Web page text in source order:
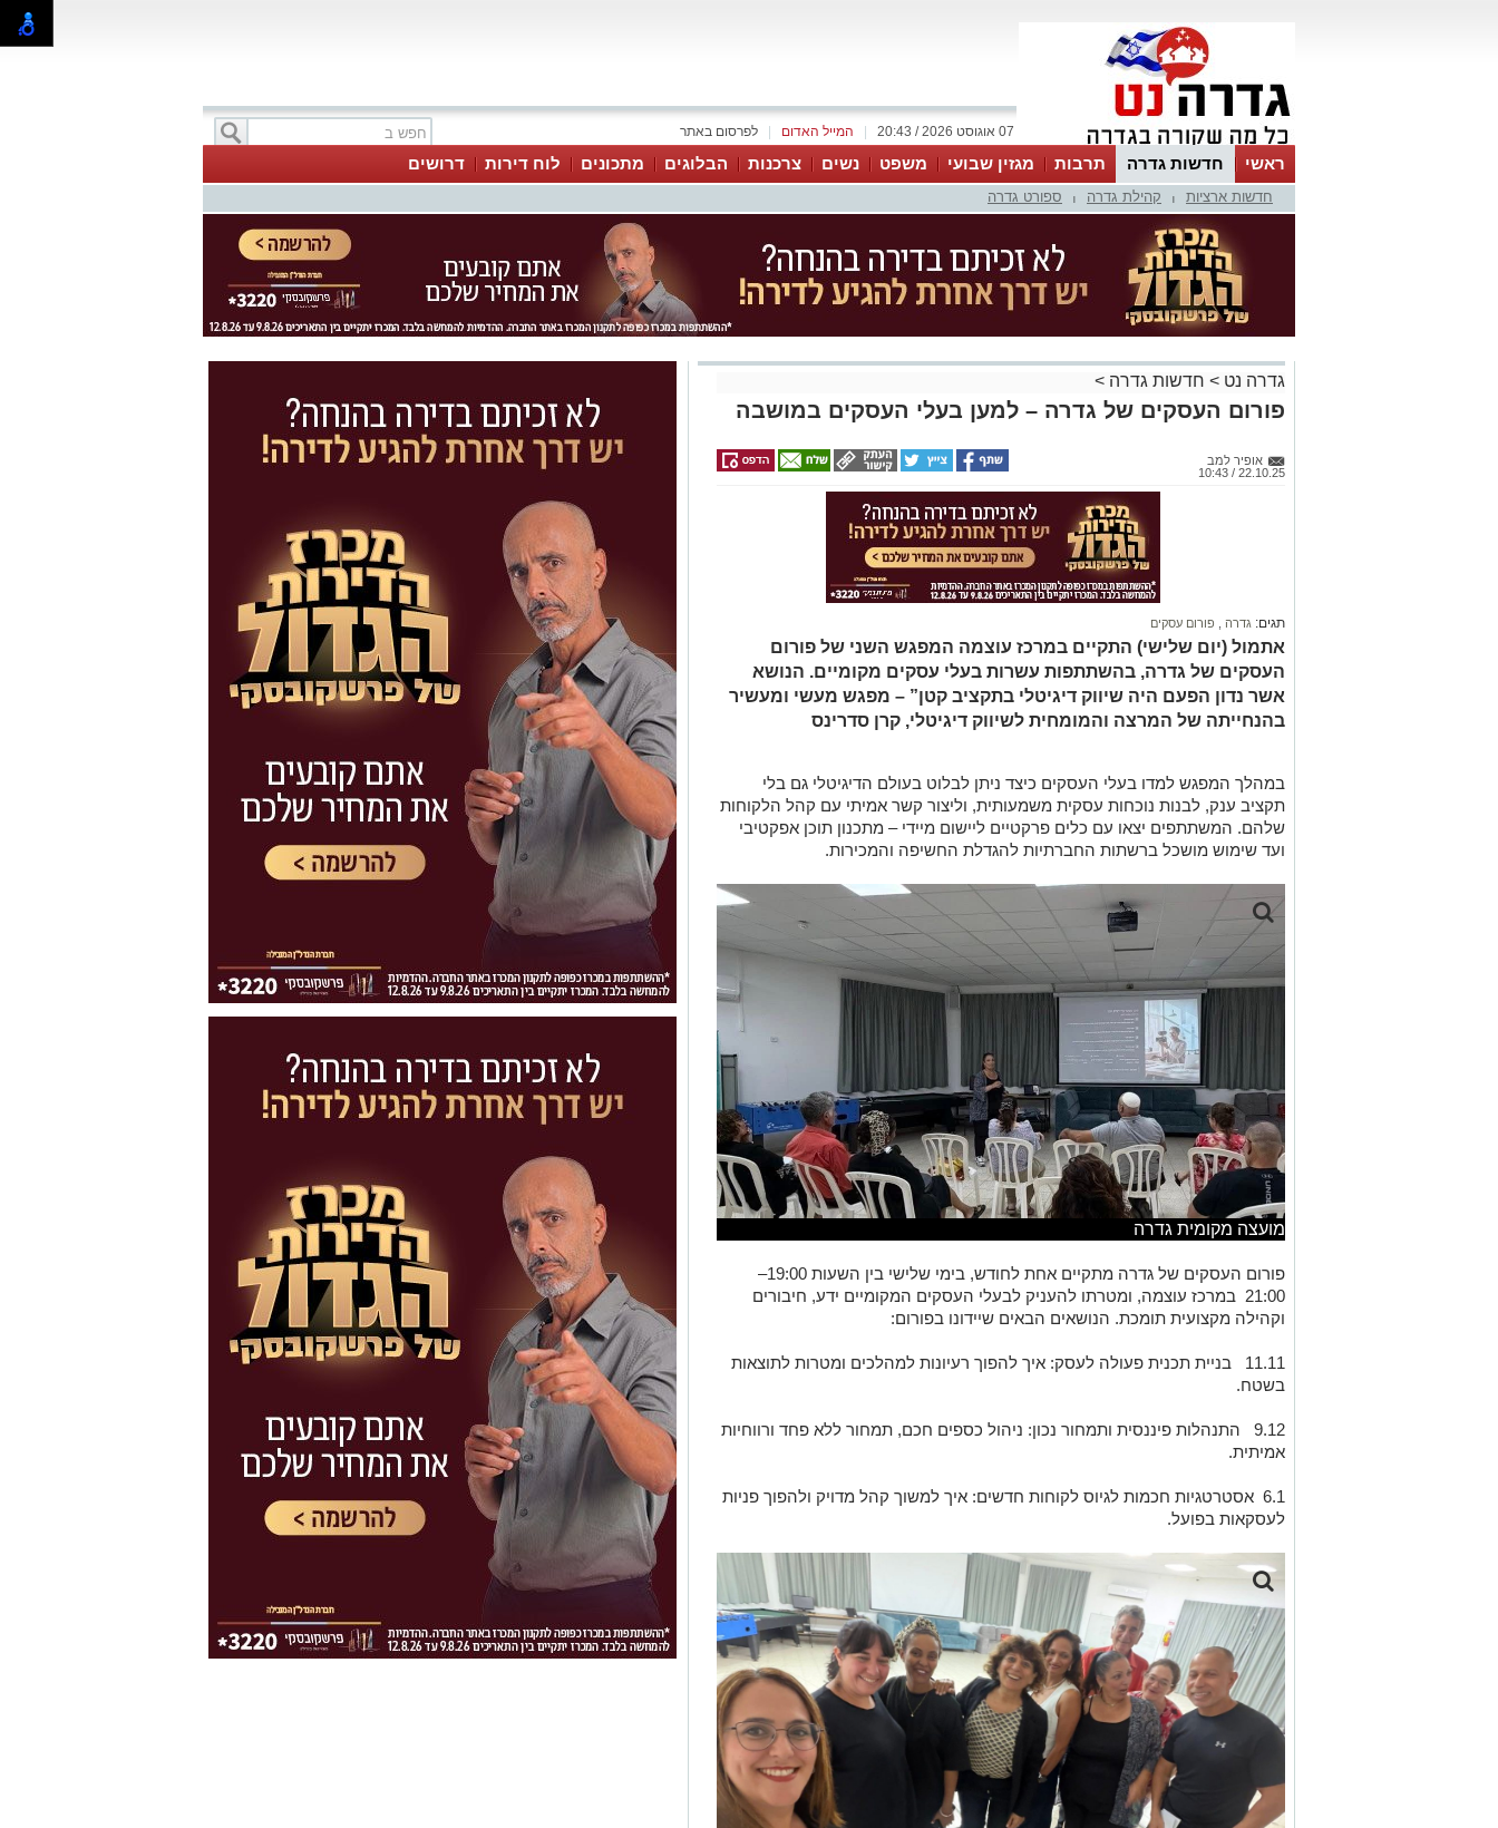
לפרסום באתר המייל האדום 07 אוגוסט 2026 / 20:43
ראשי חדשות גדרה תרבות מגזין שבועי משפט נשים צרכנות הבלוגים מתכונים לוח דירות דרושים
חדשות ארציות קהילת גדרה ספורט גדרה
גדרה נט > חדשות גדרה >
פורום העסקים של גדרה – למען בעלי העסקים במושבה
אופיר למב
22.10.25 / 10:43
תגים: גדרה פורום עסקים
אתמול (יום שלישי) התקיים במרכז עוצמה המפגש השני של פורום
העסקים של גדרה, בהשתתפות עשרות בעלי עסקים מקומיים. הנושא
אשר נדון הפעם היה שיווק דיגיטלי בתקציב קטן” – מפגש מעשי ומעשיר
בהנחייתה של המרצה והמומחית לשיווק דיגיטלי, קרן סדרינס
במהלך המפגש למדו בעלי העסקים כיצד ניתן לבלוט בעולם הדיגיטלי גם בלי
תקציב ענק, לבנות נוכחות עסקית משמעותית, וליצור קשר אמיתי עם קהל הלקוחות
שלהם. המשתתפים יצאו עם כלים פרקטיים ליישום מיידי – מתכנון תוכן אפקטיבי
ועד שימוש מושכל ברשתות החברתיות להגדלת החשיפה והמכירות.
מועצה מקומית גדרה
פורום העסקים של גדרה מתקיים אחת לחודש, בימי שלישי בין השעות 19:00–
21:00 במרכז עוצמה, ומטרתו להעניק לבעלי העסקים המקומיים ידע, חיבורים
וקהילה מקצועית תומכת. הנושאים הבאים שיידונו בפורום:
11.11
בניית תכנית פעולה לעסק: איך להפוך רעיונות למהלכים ומטרות לתוצאות
בשטח.
9.12
התנהלות פיננסית ותמחור נכון: ניהול כספים חכם, תמחור ללא פחד ורווחיות
אמיתית.
6.1 אסטרטגיות חכמות לגיוס לקוחות חדשים: איך למשוך קהל מדויק ולהפוך פניות
לעסקאות בפועל.